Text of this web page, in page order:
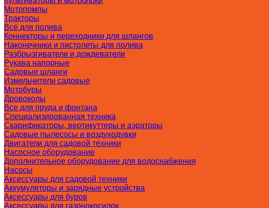
Мотопомпы
Тракторы
Всё для полива
Коннекторы и переходники для шлангов
Наконечники и пистолеты для полива
Разбрызгиватели и дождеватели
Рукава напорные
Садовые шланги
Измельчители садовые
Мотобуры
Дровоколы
Все для пруда и фонтана
Специализированная техника
Скарификаторы, вертикуттеры и аэраторы
Садовые пылесосы и воздуходувки
Двигатели для садовой техники
Насосное оборудование
Дополнительное оборудование для водоснабжения
Насосы
Аксессуары для садовой техники
Аккумуляторы и зарядные устройства
Аксессуары для буров
Аксессуары для газонокосилок